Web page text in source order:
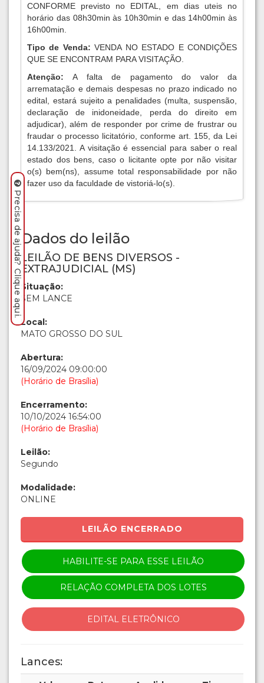
CONFORME previsto no EDITAL, em dias uteis no
horário das 08h30min às 10h30min e das 14h00min às
16h00min.
Tipo de Venda:VENDA NO ESTADO E CONDIÇÕES
QUE SE ENCONTRAM PARA VISITAÇÃO.
Atenção:A falta de pagamento do valor da
arrematação e demais despesas no prazo indicado no
edital, estará sujeito a penalidades (multa, suspensão,
declaração de inidoneidade, perda do direito em
adjudicar), além de responder por crime de frustrar ou
fraudar o processo licitatório, conforme art. 155, da Lei
14.133/2021. A visitação é essencial para saber o real
estado dos bens, caso o licitante opte por não visitar
o(s) bem(ns), assume total responsabilidade por não
fazer uso da faculdade de vistoriá-lo(s).
Dados do leilão
LEILÃO DE BENS DIVERSOS -
EXTRAJUDICIAL (MS)
Situação:
SEM LANCE
Local:
MATO GROSSO DO SUL
Abertura:
16/09/2024 09:00:00
(Horário de Brasília)
Encerramento:
10/10/2024 16:54:00
(Horário de Brasília)
Leilão:
Segundo
Modalidade:
ONLINE
LEILÃO ENCERRADO
HABILITE-SE PARA ESSE LEILÃO
RELAÇÃO COMPLETA DOS LOTES
EDITAL ELETRÔNICO
Lances:
Precisa de ajuda? Clique aqui.